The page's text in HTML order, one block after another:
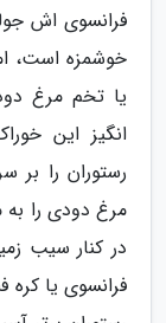
فرانسوی اش
انگیز این
رستوران را بر
در کنار سیب